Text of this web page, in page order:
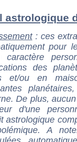
astrologique
: ces
pour
caractère
des
et/ou en
De plus,
d'une
astrologique
A